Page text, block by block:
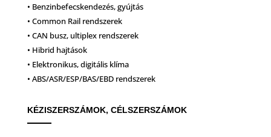
• Benzinbefecskendezés, gyújtás
• Common Rail rendszerek
• CAN busz, ultiplex rendszerek
• Hibrid hajtások
• Elektronikus, digitális klíma
• ABS/ASR/ESP/BAS/EBD rendszerek
KÉZISZERSZÁMOK, CÉLSZERSZÁMOK